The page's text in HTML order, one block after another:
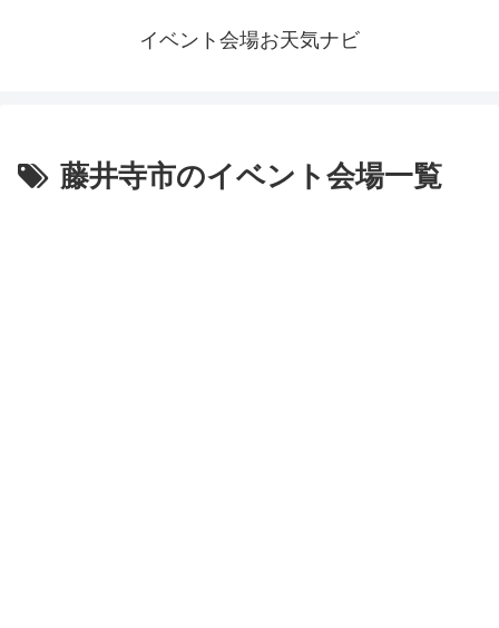
イベント会場お天気ナビ
藤井寺市のイベント会場一覧